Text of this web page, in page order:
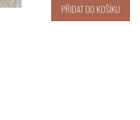
PŘIDAT DO KOŠÍKU